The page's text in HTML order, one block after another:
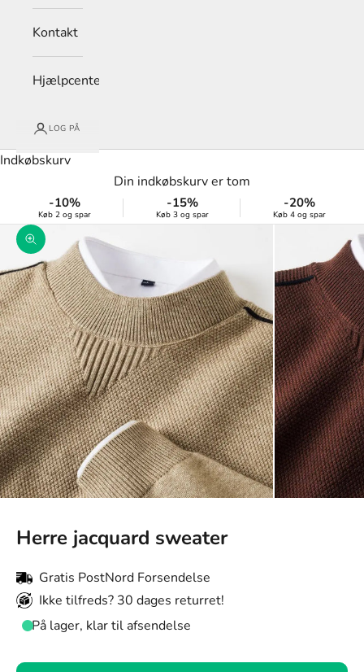
Kontakt
Hjælpcenter
LOG PÅ
Indkøbskurv
Din indkøbskurv er tom
-10%
Køb 2 og spar
-15%
Køb 3 og spar
-20%
Køb 4 og spar
Zoom
Herre jacquard sweater
Gratis PostNord Forsendelse
Ikke tilfreds? 30 dages returret!
På lager, klar til afsendelse
Farve: